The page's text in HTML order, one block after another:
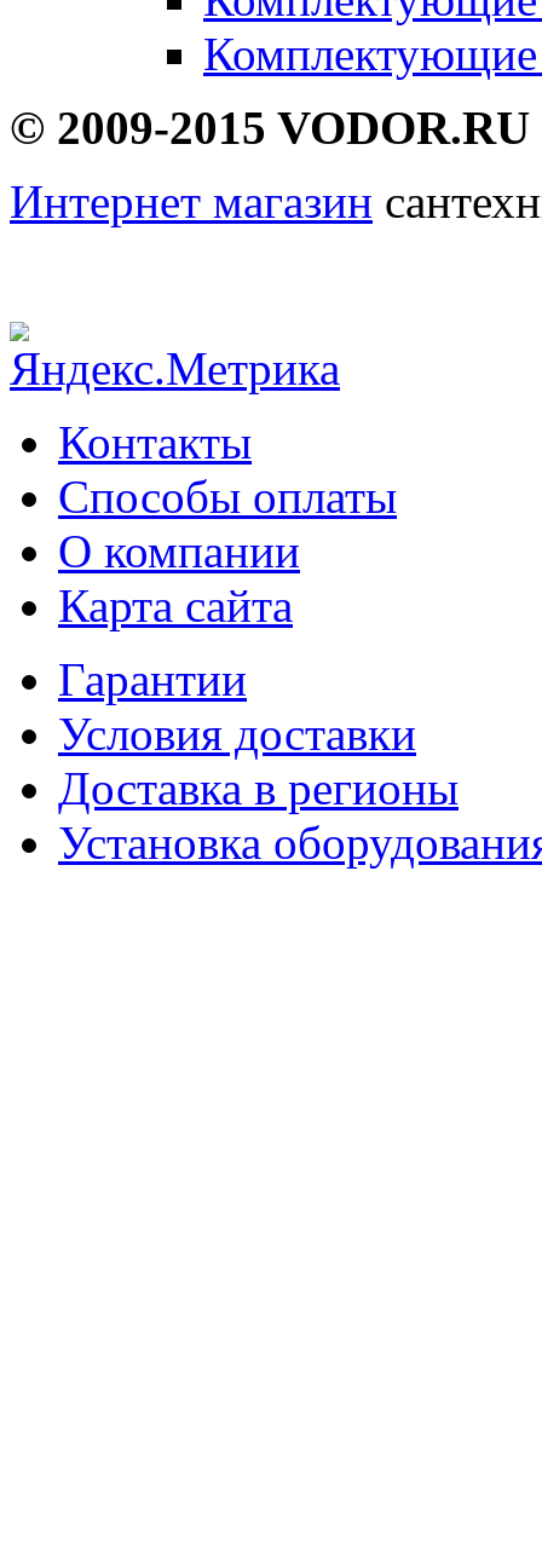
Комплектующие
© 2009-2015 VODOR.RU
Интернет магазин
Контакты
Способы оплаты
О компании
Карта сайта
Гарантии
Условия доставки
Доставка в регионы
Установка